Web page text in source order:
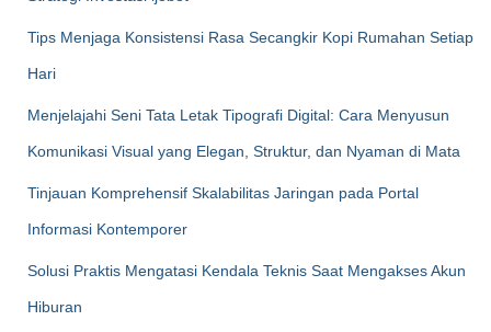
Tips Menjaga Konsistensi Rasa Secangkir Kopi Rumahan Setiap
Hari
Menjelajahi Seni Tata Letak Tipografi Digital: Cara Menyusun
Komunikasi Visual yang Elegan, Struktur, dan Nyaman di Mata
Tinjauan Komprehensif Skalabilitas Jaringan pada Portal
Informasi Kontemporer
Solusi Praktis Mengatasi Kendala Teknis Saat Mengakses Akun
Hiburan